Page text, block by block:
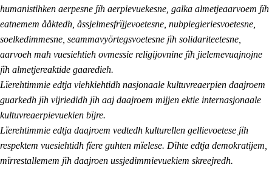
humanistihken aerpesne jïh aerpievuekesne, galka almetjeaarvoem jïh
eatnemem ååktedh, åssjelmesfrïjjevoetesne, nubpiegieriesvoetesne,
soelkedimmesne, seammavyörtegsvoetesne jïh solidariteetesne,
aarvoeh mah vuesiehtieh ovmessie religijovnine jïh jielemevuajnojne
jïh almetjereaktide gaaredieh.
Lïerehtimmie edtja viehkiehtidh nasjonaale kultuvreaerpien daajroem
guarkedh jïh vijriedidh jïh aaj daajroem mijjen ektie internasjonaale
kultuvreaerpievuekien bïjre.
Lïerehtimmie edtja daajroem vedtedh kulturellen gellievoetese jïh
respektem vuesiehtidh fïere guhten mïelese. Dïhte edtja demokratijem,
mïrrestallemem jïh daajroen ussjedimmievuekiem skreejredh.